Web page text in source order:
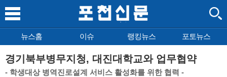
뉴스홈 이슈 랭킹뉴스 포토뉴스
경기북부병무지청, 대진대학교와 업무협약
- 학생대상 병역진로설계 서비스 활성화를 위한 협력 -